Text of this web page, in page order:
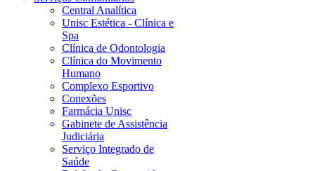
Central Analítica
Unisc Estética - Clínica e
Spa
Clínica de Odontologia
Clínica do Movimento
Humano
Complexo Esportivo
Conexões
Farmácia Unisc
Gabinete de Assistência
Judiciária
Serviço Integrado de
Saúde